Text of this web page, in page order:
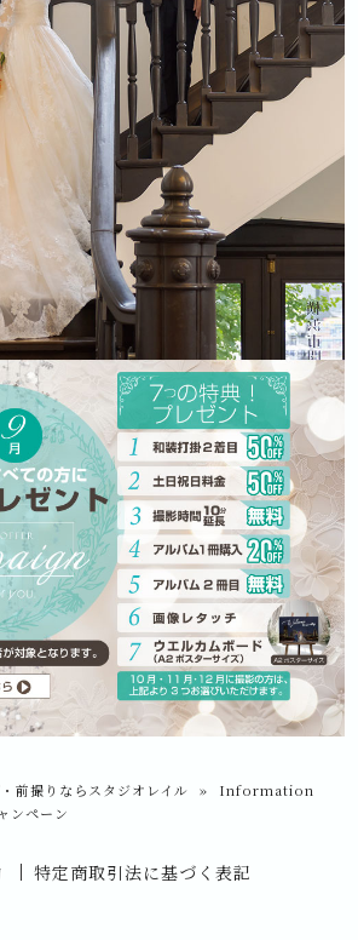
前撮りならスタジオレイル »
Information
ンペーン
特定商取引法に基づく表記